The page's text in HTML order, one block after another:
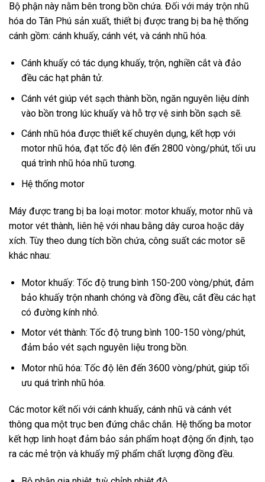
Bộ phận này nằm bên trong bồn chứa. Đối với máy trộn nhũ
hóa do Tân Phú sản xuất, thiết bị được trang bị ba hệ thống
cánh gồm: cánh khuấy, cánh vét, và cánh nhũ hóa.
Cánh khuấy có tác dụng khuấy, trộn, nghiền cắt và đảo
đều các hạt phân tử.
Cánh vét giúp vét sạch thành bồn, ngăn nguyên liệu dính
vào bồn trong lúc khuấy và hỗ trợ vệ sinh bồn sạch sẽ.
Cánh nhũ hóa được thiết kế chuyên dụng, kết hợp với
motor nhũ hóa, đạt tốc độ lên đến 2800 vòng/phút, tối ưu
quá trình nhũ hóa nhũ tương.
Hệ thống motor
Máy được trang bị ba loại motor: motor khuấy, motor nhũ và
motor vét thành, liên hệ với nhau bằng dây curoa hoặc dây
xích. Tùy theo dung tích bồn chứa, công suất các motor sẽ
khác nhau:
Motor khuấy: Tốc độ trung bình 150-200 vòng/phút, đảm
bảo khuấy trộn nhanh chóng và đồng đều, cắt đều các hạt
có đường kính nhỏ.
Motor vét thành: Tốc độ trung bình 100-150 vòng/phút,
đảm bảo vét sạch nguyên liệu trong bồn.
Motor nhũ hóa: Tốc độ lên đến 3600 vòng/phút, giúp tối
ưu quá trình nhũ hóa.
Các motor kết nối với cánh khuấy, cánh nhũ và cánh vét
thông qua một trục ben đứng chắc chắn. Hệ thống ba motor
kết hợp linh hoạt đảm bảo sản phẩm hoạt động ổn định, tạo
ra các mẻ trộn và khuấy mỹ phẩm chất lượng đồng đều.